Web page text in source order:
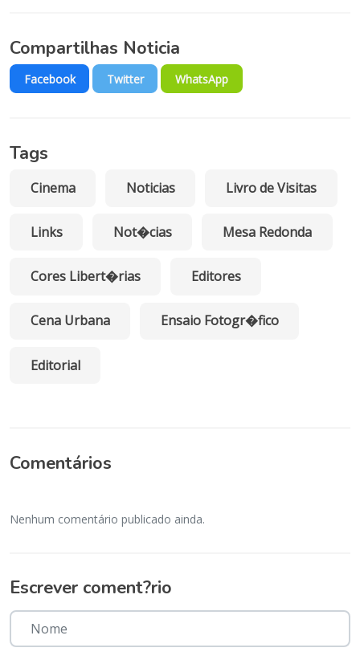
Compartilhas Noticia
Facebook Twitter WhatsApp
Tags
Cinema Noticias Livro de Visitas
Links Not�cias Mesa Redonda
Cores Libert�rias Editores
Cena Urbana Ensaio Fotogr�fico
Editorial
Comentários
Nenhum comentário publicado ainda.
Escrever coment?rio